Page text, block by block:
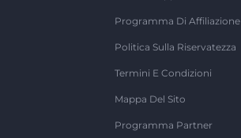
Programma Di Affiliazione
Politica Sulla Riservatezza
Termini E Condizioni
Mappa Del Sito
Programma Partner